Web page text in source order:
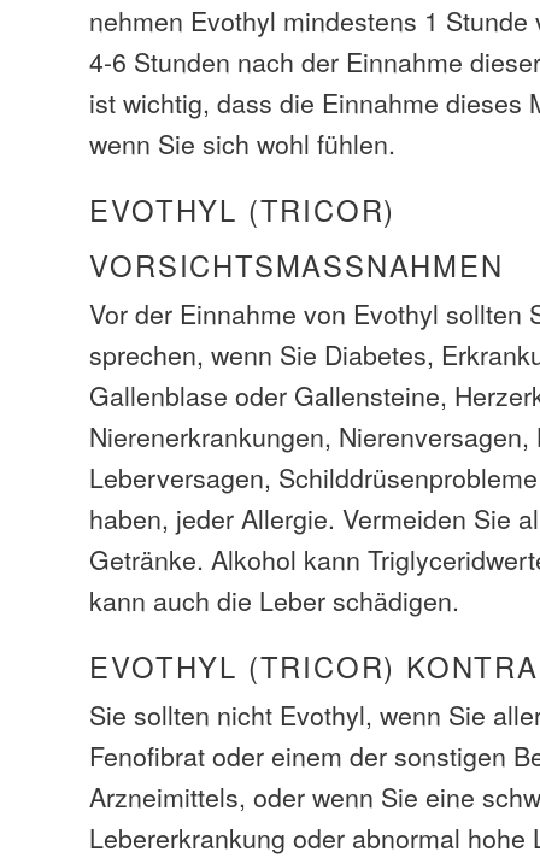
nehmen Evothyl mindestens 1
4-6 Stunden nach der Einnahme
ist wichtig, dass die Einnahme dieses
wenn Sie sich wohl fühlen.
EVOTHYL (TRICOR)
VORSICHTSMASSNAHMEN
Vor der Einnahme von Evothyl sollten
sprechen, wenn Sie Diabetes,
Gallenblase oder Gallensteine,
Nierenerkrankungen,
Leberversagen,
haben, jeder Allergie. Vermeiden Sie
Getränke. Alkohol kann
kann auch die Leber schädigen.
EVOTHYL (TRICOR) KONTRA
Sie sollten nicht Evothyl, wenn Sie
Fenofibrat oder einem der sonstigen
Arzneimittels, oder wenn Sie eine
Lebererkrankung oder abnormal hohe